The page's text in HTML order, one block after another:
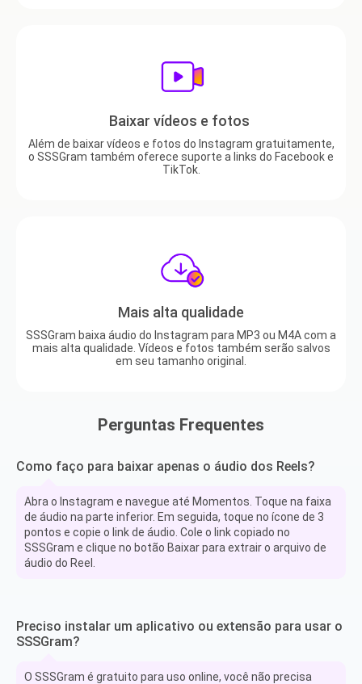
Baixar vídeos e fotos
Além de baixar vídeos e fotos do Instagram gratuitamente,
o SSSGram também oferece suporte a links do Facebook e
TikTok.
Mais alta qualidade
SSSGram baixa áudio do Instagram para MP3 ou M4A com a
mais alta qualidade. Vídeos e fotos também serão salvos
em seu tamanho original.
Perguntas Frequentes
Como faço para baixar apenas o áudio dos Reels?
Abra o Instagram e navegue até Momentos. Toque na faixa
de áudio na parte inferior. Em seguida, toque no ícone de 3
pontos e copie o link de áudio. Cole o link copiado no
SSSGram e clique no botão Baixar para extrair o arquivo de
áudio do Reel.
Preciso instalar um aplicativo ou extensão para usar o
SSSGram?
O SSSGram é gratuito para uso online, você não precisa